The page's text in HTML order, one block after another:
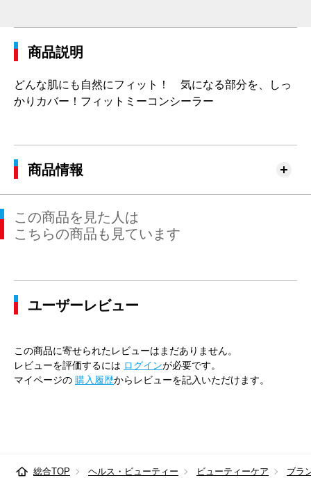
商品説明
どんな肌にも自然にフィット！ 気になる部分を、しっ
かりカバー！フィットミーコンシーラー
商品情報
この商品を見た人は
こちらの商品も見ています
ユーザーレビュー
この商品に寄せられたレビューはまだありません。
レビューを評価するには ログインが必要です。
マイページの 購入履歴からレビューを記入いただけます。
総合TOP ヘルス・ビューティー ビューティーケア ブラ